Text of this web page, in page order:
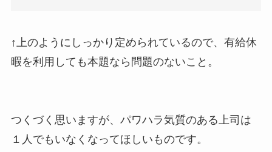
↑上のようにしっかり定められているので、有給休
暇を利用しても本題なら問題のないこと。
つくづく思いますが、パワハラ気質のある上司は
１人でもいなくなってほしいものです。